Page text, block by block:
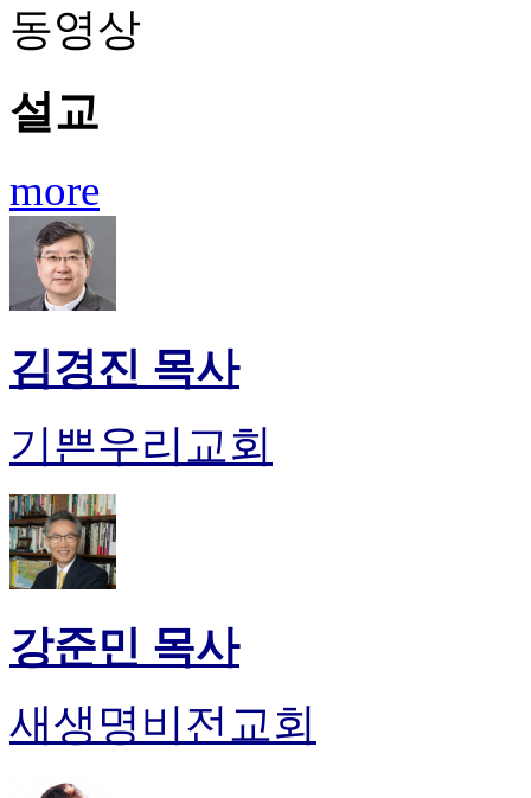
스
신
제
휴
이
트
남
플
시
리
스
기
가
평
발
부
진
비
아
동영상
설교
more
김경진 목사
기쁜우리교회
강준민 목사
새생명비전교회